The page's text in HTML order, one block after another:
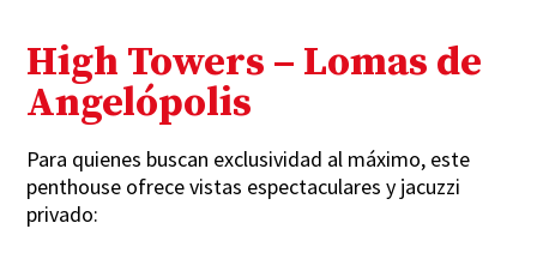
High Towers – Lomas de
Angelópolis
Para quienes buscan exclusividad al máximo, este
penthouse ofrece vistas espectaculares y jacuzzi
privado: